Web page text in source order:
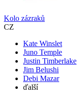
Kolo zázraků
CZ
Kate Winslet
Juno Temple
Justin Timberlake
Jim Belushi
Debi Mazar
ďalší